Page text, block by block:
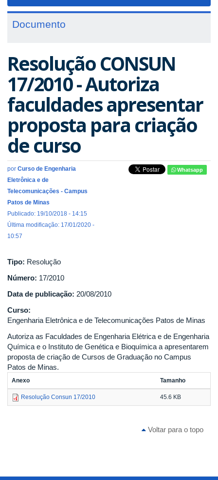
Documento
Resolução CONSUN
17/2010 - Autoriza
faculdades apresentar
proposta para criação
de curso
por Curso de Engenharia
Eletrônica e de
Telecomunicações - Campus
Patos de Minas
Publicado: 19/10/2018 - 14:15
Última modificação: 17/01/2020 -
10:57
Whatsapp
Tipo: Resolução
Número: 17/2010
Data de publicação: 20/08/2010
Curso:
Engenharia Eletrônica e de Telecomunicações Patos de Minas
Autoriza as Faculdades de Engenharia Elétrica e de Engenharia
Química e o Instituto de Genética e Bioquímica a apresentarem
proposta de criação de Cursos de Graduação no Campus
Patos de Minas.
Anexo Tamanho
Resolução Consun 17/2010 45.6 KB
Voltar para o topo